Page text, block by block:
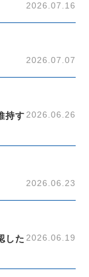
2026.07.16
2026.07.07
持す 2026.06.26
2026.06.23
した 2026.06.19